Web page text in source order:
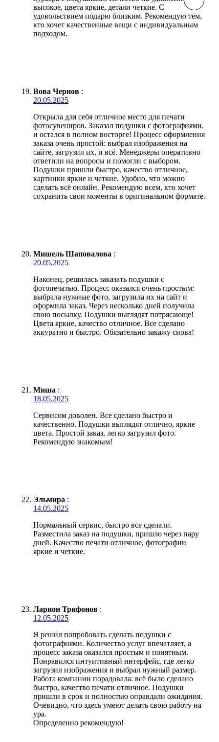
высокое, цвета яркие, детали четкие. С
удовольствием подарю близким. Рекомендую тем,
кто хочет качественные вещи с индивидуальным
подходом.
Вова Чернов :
20.05.2025
Открыла для себя отличное место для печати
фотосувениров. Заказал подушки с фотографиями,
и остался в полном восторге! Процесс оформления
заказа очень простой: выбрал изображения на
сайте, загрузил их, и всё. Менеджеры оперативно
ответили на вопросы и помогли с выбором.
Подушки пришли быстро, качество отличное,
картинки яркие и четкие. Удобно, что можно
сделать всё онлайн. Рекомендую всем, кто хочет
сохранить свои моменты в оригинальном формате.
Мишель Шаповалова :
20.05.2025
Наконец, решилась заказать подушки с
фотопечатью. Процесс оказался очень простым:
выбрала нужные фото, загрузила их на сайт и
оформила заказ. Через несколько дней получила
свою посылку. Подушки выглядят потрясающе!
Цвета яркие, качество отличное. Все сделано
аккуратно и быстро. Обязательно закажу снова!
Миша :
18.05.2025
Сервисом доволен. Все сделано быстро и
качественно. Подушки выглядят отлично, яркие
цвета. Простой заказ, легко загрузил фото.
Рекомендую знакомым!
Эльмира :
14.05.2025
Нормальный сервис, быстро все сделали.
Разместила заказ на подушки, пришло через пару
дней. Качество печати отличное, фотографии
яркие и четкие.
Ларион Трифонов :
12.05.2025
Я решил попробовать сделать подушки с
фотографиями. Количество услуг впечатляет, а
процесс заказа оказался простым и понятным.
Понравился интуитивный интерфейс, где легко
загрузил изображения и выбрал нужный размер.
Работа компании порадовала: всё было сделано
быстро, качество печати отличное. Подушки
пришли в срок и полностью оправдали ожидания.
Очевидно, что здесь умеют делать свою работу на
ура.
Определенно рекомендую!